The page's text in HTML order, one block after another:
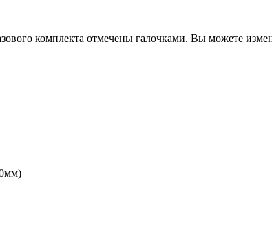
комплекта отмечены галочками. Вы можете